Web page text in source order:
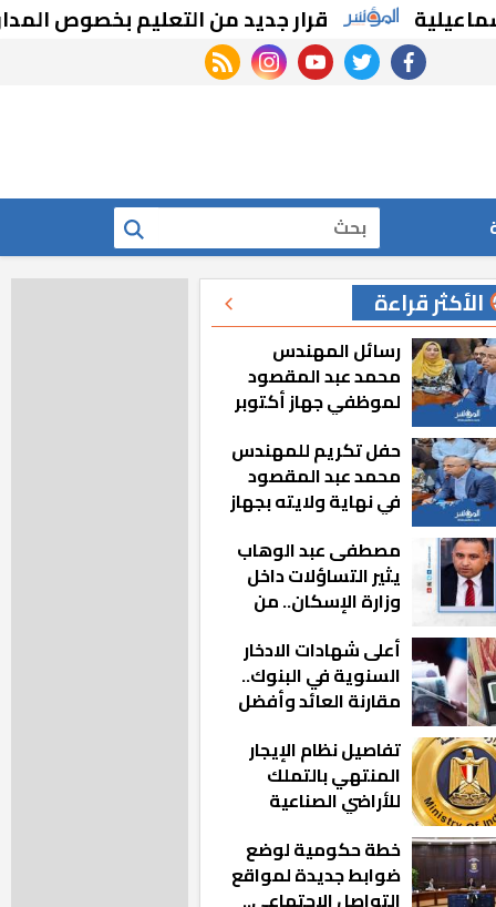
قرار جديد من التعليم بخصوص المدارس
facebook
twitter
youtube
instagram
rss feed
بحث
الأكثر قراءة
رسائل المهندس
محمد عبد المقصود
لموظفي جهاز أكتوبر
مشيت والمدينة
رجعت للخلف»
حفل تكريم للمهندس
محمد عبد المقصود
في نهاية ولايته بجهاز
مصطفى عبد الوهاب
يثير التساؤلات داخل
وزارة الإسكان.. من
المناصب؟
أعلى شهادات الادخار
السنوية في البنوك..
مقارنة العائد وأفضل
تفاصيل نظام الإيجار
المنتهي بالتملك
للأراضي الصناعية
خطة حكومية لوضع
ضوابط جديدة لمواقع